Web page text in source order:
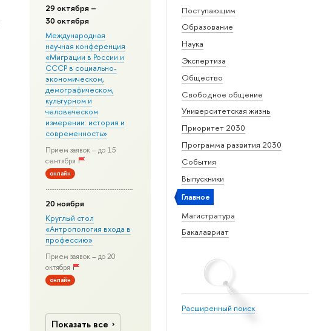
Поступающим
Образование
Наука
Экспертиза
Общество
Свободное общение
Университетская жизнь
Приоритет 2030
Программа развития 2030
События
Выпускники
Главное
Магистратура
Бакалавриат
Расширенный поиск
29 октября –
30 октября
Международная
научная конференция
«Миграции в Росcии и
СССР в социально-
экономическом,
демографическом,
культурном и
человеческом
измерении: история и
современность»
Прием заявок – до 15
сентября
онлайн
20 ноября
Круглый стол
«Антропология входа в
профессию»
Прием заявок – до 20
октября
онлайн
Показать все